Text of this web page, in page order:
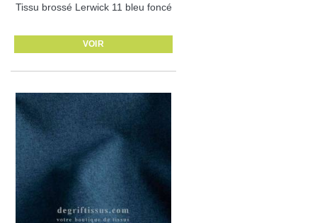
Tissu brossé Lerwick 11 bleu foncé
VOIR